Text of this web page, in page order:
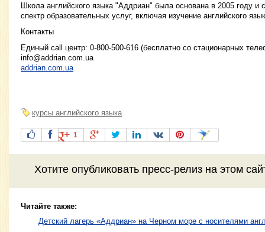
Школа английского языка "Аддриан" была основана в 2005 году и
спектр образовательных услуг, включая изучение английского
Контакты
Единый call центр: 0-800-500-616 (бесплатно со стационарных
info@addrian.com.ua
addrian.com.ua
курсы английского языка
1
Хотите опубликовать пресс-релизна этом
Читайте также:
Детский лагерь «Аддриан» на Черном море с носителями